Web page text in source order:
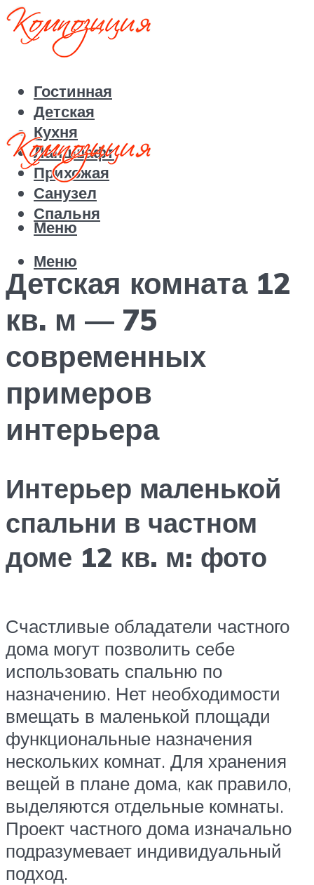
Гостинная
Детская
Кухня
Ландшафт
Прихожая
Санузел
Спальня
Меню
Меню
Детская комната 12
кв. м — 75
современных
примеров
интерьера
Интерьер маленькой
спальни в частном
доме 12 кв. м: фото
Счастливые обладатели частного
дома могут позволить себе
использовать спальню по
назначению. Нет необходимости
вмещать в маленькой площади
функциональные назначения
нескольких комнат. Для хранения
вещей в плане дома, как правило,
выделяются отдельные комнаты.
Проект частного дома изначально
подразумевает индивидуальный
подход.